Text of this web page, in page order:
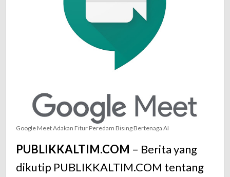
Google Meet Adakan Fitur Peredam Bising Bertenaga AI
PUBLIKKALTIM.COM – Berita yang
dikutip PUBLIKKALTIM.COM tentang